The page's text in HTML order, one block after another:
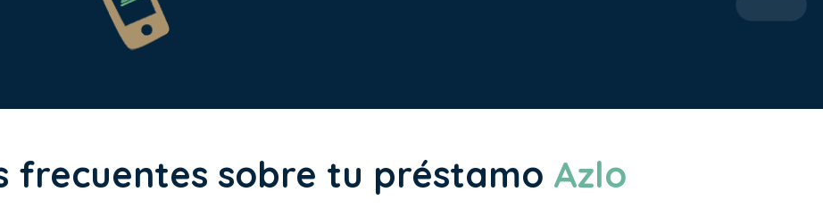
frecuentes sobre tu préstamo Azlo